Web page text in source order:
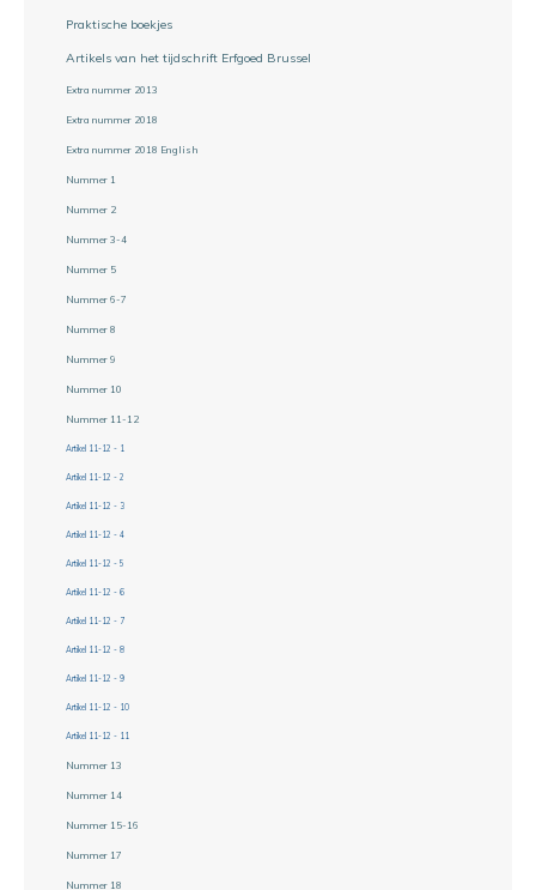
Praktische boekjes
Artikels van het tijdschrift Erfgoed Brussel
Extra nummer 2013
Extra nummer 2018
Extra nummer 2018 English
Nummer 1
Nummer 2
Nummer 3-4
Nummer 5
Nummer 6-7
Nummer 8
Nummer 9
Nummer 10
Nummer 11-12
Artikel 11-12 - 1
Artikel 11-12 - 2
Artikel 11-12 - 3
Artikel 11-12 - 4
Artikel 11-12 - 5
Artikel 11-12 - 6
Artikel 11-12 - 7
Artikel 11-12 - 8
Artikel 11-12 - 9
Artikel 11-12 - 10
Artikel 11-12 - 11
Nummer 13
Nummer 14
Nummer 15-16
Nummer 17
Nummer 18